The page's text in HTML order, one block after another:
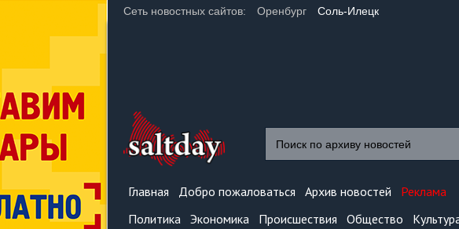
Сеть новостных сайтов: Оренбург Соль-Илецк
Главная Добро пожаловаться Архив новостей
Реклама
Политика Экономика Происшествия Общество